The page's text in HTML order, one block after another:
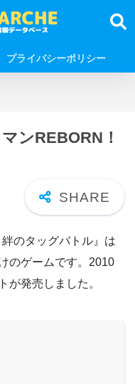
プライバシーポリシー
ンREBORN！
のタッグバトル』は
のゲームです。2010
が発売しました。